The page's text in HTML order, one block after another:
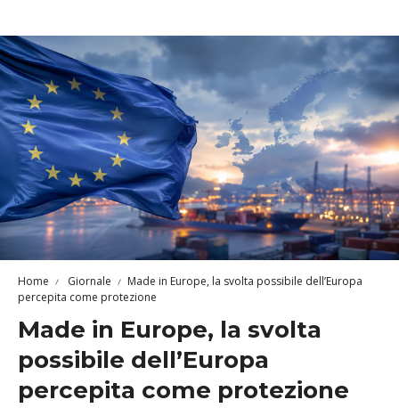
Home Giornale
Made in Europe, la svolta possibile dell’Europa
percepita come protezione
Made in Europe, la svolta
possibile dell’Europa
percepita come protezione